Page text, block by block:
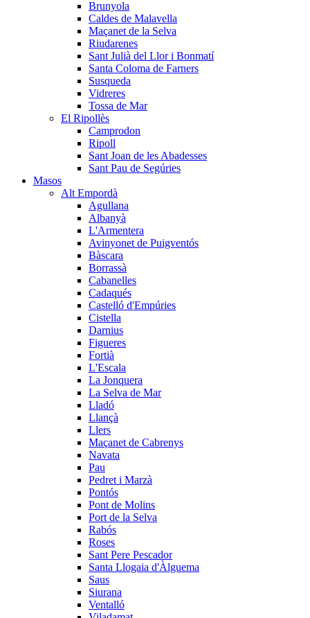
Brunyola
Caldes de Malavella
Maçanet de la Selva
Riudarenes
Sant Julià del Llor i Bonmatí
Santa Coloma de Farners
Susqueda
Vidreres
Tossa de Mar
El Ripollès
Camprodon
Ripoll
Sant Joan de les Abadesses
Sant Pau de Segúries
Masos
Alt Empordà
Agullana
Albanyà
L'Armentera
Avinyonet de Puigventós
Bàscara
Borrassà
Cabanelles
Cadaqués
Castelló d'Empúries
Cistella
Darnius
Figueres
Fortià
L'Escala
La Jonquera
La Selva de Mar
Lladó
Llançà
Llers
Maçanet de Cabrenys
Navata
Pau
Pedret i Marzà
Pontós
Pont de Molins
Port de la Selva
Rabós
Roses
Sant Pere Pescador
Santa Llogaia d'Àlguema
Saus
Siurana
Ventalló